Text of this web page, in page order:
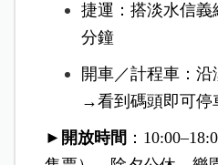
捷運：搭淡水信
分鐘
開車／計程車：
→看到碼頭即可停
►開放時間 ：